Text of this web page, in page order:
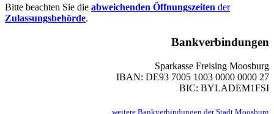
Bitte beachten Sie die abweichenden Öffnungszeiten der
Zulassungsbehörde.
Bankverbindungen
Sparkasse Freising Moosburg
IBAN: DE93 7005 1003 0000 0000 27
BIC: BYLADEM1FSI
weitere Bankverbindungen der Stadt Moosburg